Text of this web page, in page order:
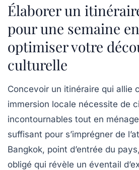
Élaborer un
pour une semaine
optimiser votre
culturelle
Concevoir un itinéraire qui allie
immersion locale nécessite de
incontournables tout en
suffisant pour s’imprégner de
Bangkok, point d’entrée du
obligé qui révèle un éventail